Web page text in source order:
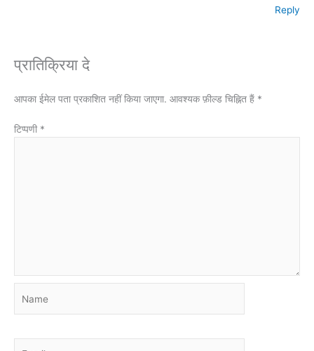
Reply
प्रातिक्रिया दे
आपका ईमेल पता प्रकाशित नहीं किया जाएगा. आवश्यक फ़ील्ड चिह्नित हैं *
टिप्पणी *